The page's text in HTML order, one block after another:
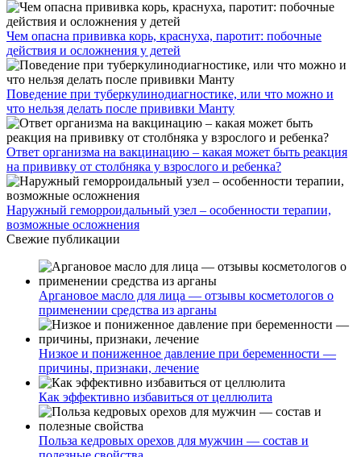
Чем опасна прививка корь, краснуха, паротит: побочные
действия и осложнения у детей
Поведение при туберкулинодиагностике, или что можно и
что нельзя делать после прививки Манту
Ответ организма на вакцинацию – какая может быть реакция
на прививку от столбняка у взрослого и ребенка?
Наружный геморроидальный узел – особенности терапии,
возможные осложнения
Свежие публикации
Аргановое масло для лица — отзывы косметологов о
применении средства из арганы
Низкое и пониженное давление при беременности —
причины, признаки, лечение
Как эффективно избавиться от целлюлита
Польза кедровых орехов для мужчин — состав и